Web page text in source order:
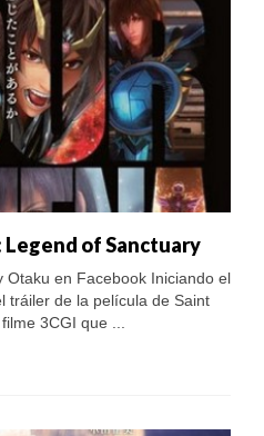
Legend of Sanctuary
Otaku en Facebook Iniciando el
tráiler de la película de Saint
3CGI que ...